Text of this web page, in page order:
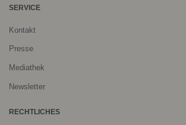
SERVICE
Kontakt
Presse
Mediathek
Newsletter
RECHTLICHES